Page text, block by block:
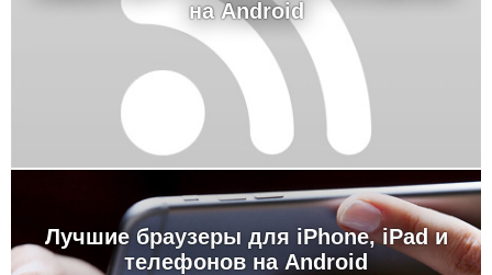
на Android
Лучшие браузеры для iPhone, iPad и
телефонов на Android